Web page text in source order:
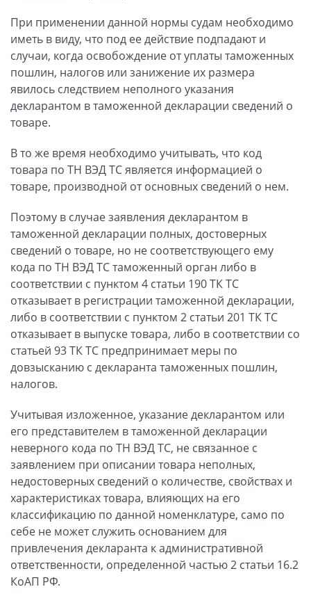
При применении данной нормы судам необходимо
иметь в виду, что под ее действие подпадают и
случаи, когда освобождение от уплаты таможенных
пошлин, налогов или занижение их размера
явилось следствием неполного указания
декларантом в таможенной декларации сведений о
товаре.
В то же время необходимо учитывать, что код
товара по ТН ВЭД ТС является информацией о
товаре, производной от основных сведений о нем.
Поэтому в случае заявления декларантом в
таможенной декларации полных, достоверных
сведений о товаре, но не соответствующего ему
кода по ТН ВЭД ТС таможенный орган либо в
соответствии с пунктом 4 статьи 190 ТК ТС
отказывает в регистрации таможенной декларации,
либо в соответствии с пунктом 2 статьи 201 ТК ТС
отказывает в выпуске товара, либо в соответствии со
статьей 93 ТК ТС предпринимает меры по
довзысканию с декларанта таможенных пошлин,
налогов.
Учитывая изложенное, указание декларантом или
его представителем в таможенной декларации
неверного кода по ТН ВЭД ТС, не связанное с
заявлением при описании товара неполных,
недостоверных сведений о количестве, свойствах и
характеристиках товара, влияющих на его
классификацию по данной номенклатуре, само по
себе не может служить основанием для
привлечения декларанта к административной
ответственности, определенной частью 2 статьи 16.2
КоАП РФ.